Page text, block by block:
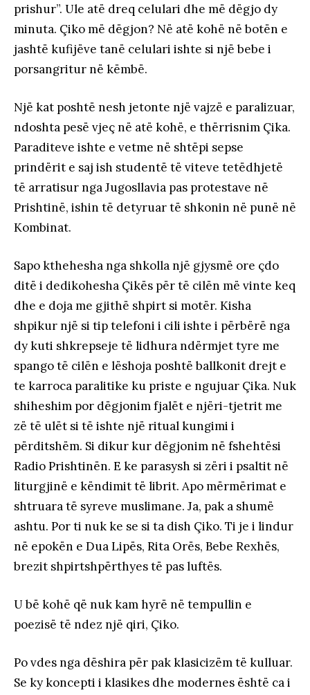
prishur”. Ule atë dreq celulari dhe më dëgjo dy
minuta. Çiko më dëgjon? Në atë kohë në botën e
jashtë kufijëve tanë celulari ishte si një bebe i
porsangritur në këmbë.
Një kat poshtë nesh jetonte një vajzë e paralizuar,
ndoshta pesë vjeç në atë kohë, e thërrisnim Çika.
Paraditeve ishte e vetme në shtëpi sepse
prindërit e saj ish studentë të viteve tetëdhjetë
të arratisur nga Jugosllavia pas protestave në
Prishtinë, ishin të detyruar të shkonin në punë në
Kombinat.
Sapo kthehesha nga shkolla një gjysmë ore çdo
ditë i dedikohesha Çikës për të cilën më vinte keq
dhe e doja me gjithë shpirt si motër. Kisha
shpikur një si tip telefoni i cili ishte i përbërë nga
dy kuti shkrepseje të lidhura ndërmjet tyre me
spango të cilën e lëshoja poshtë ballkonit drejt e
te karroca paralitike ku priste e ngujuar Çika. Nuk
shiheshim por dëgjonim fjalët e njëri-tjetrit me
zë të ulët si të ishte një ritual kungimi i
përditshëm. Si dikur kur dëgjonim në fshehtësi
Radio Prishtinën. E ke parasysh si zëri i psaltit në
liturgjinë e këndimit të librit. Apo mërmërimat e
shtruara të syreve muslimane. Ja, pak a shumë
ashtu. Por ti nuk ke se si ta dish Çiko. Ti je i lindur
në epokën e Dua Lipës, Rita Orës, Bebe Rexhës,
brezit shpirtshpërthyes të pas luftës.
U bë kohë që nuk kam hyrë në tempullin e
poezisë të ndez një qiri, Çiko.
Po vdes nga dëshira për pak klasicizëm të kulluar.
Se ky koncepti i klasikes dhe modernes është ca i